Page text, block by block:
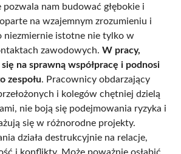
pozwala nam budować głębokie i
na wzajemnym zrozumieniu i
niezmiernie istotne nie tylko w
zawodowych. W pracy,
na sprawną współpracę i podnosi
zespołu. Pracownicy obdarzający
i kolegów chętniej dzielą
nie boją się podejmowania ryzyka i
się w różnorodne projekty.
działa destrukcyjnie na relacje,